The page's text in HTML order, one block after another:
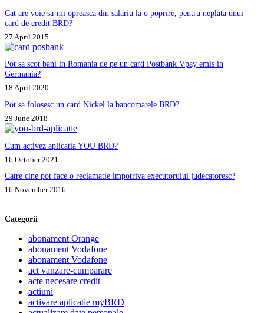
Cat are voie sa-mi opreasca din salariu la o poprire, pentru neplata unui
card de credit BRD?
27 April 2015
Pot sa scot bani in Romania de pe un card Postbank Vpay emis in
Germania?
18 April 2020
Pot sa folosesc un card Nickel la bancomatele BRD?
29 June 2018
Cum activez aplicatia YOU BRD?
16 October 2021
Catre cine pot face o reclamatie impotriva executorului judecatoresc?
16 November 2016
Categorii
abonament Orange
abonament Vodafone
abonament Vodafone
act vanzare-cumparare
acte necesare credit
actiuni
activare aplicatie myBRD